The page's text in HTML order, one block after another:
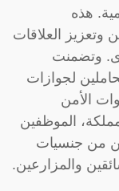
هذه
وتعزيز العلاقات
وتضمنت
لجوازات
الأمن
الموظفين
من جنسيات
والمزارعين.